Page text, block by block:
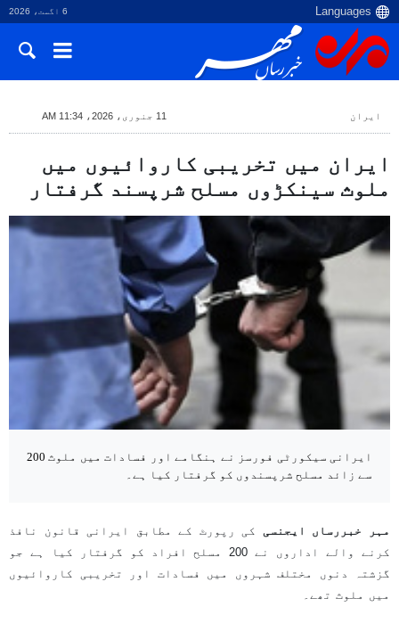
6 اگست، 2026
ایران 11 جنوری، 2026، 11:34 AM
ایران میں تخریبی کاروائیوں میں
ملوث سینکڑوں مسلح شرپسند گرفتار
ایرانی سیکورٹی فورسز نے ہنگامے اور فسادات میں ملوث 200
سے زائد مسلح شرپسندوں کو گرفتار کیا ہے۔
مہر خبررساں ایجنسی کی رپورٹ کے مطابق ایرانی قانون نافذ
کرنے والے اداروں نے 200 مسلح افراد کو گرفتار کیا ہے جو
گزشتہ دنوں مختلف شہروں میں فسادات اور تخریبی کاروائیوں
میں ملوث تھے۔